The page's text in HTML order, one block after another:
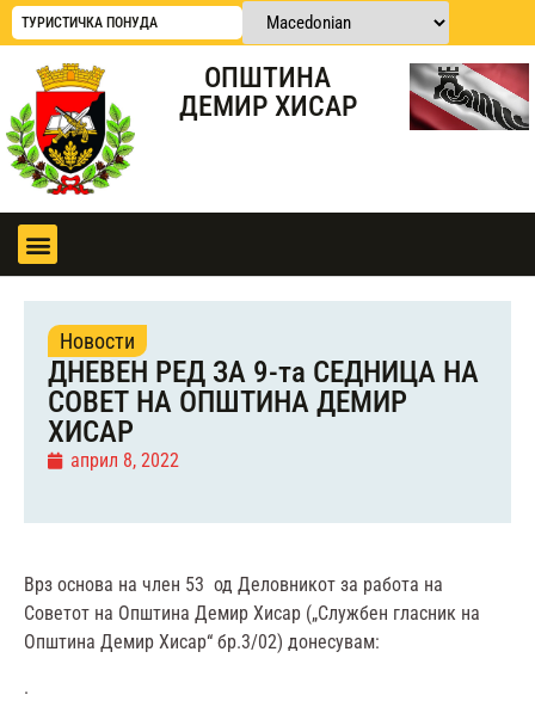
ТУРИСТИЧКА ПОНУДА
ОПШТИНА
ДЕМИР ХИСАР
Новости
ДНЕВЕН РЕД ЗА 9-та СЕДНИЦА НА
СОВЕТ НА ОПШТИНА ДЕМИР
ХИСАР
април 8, 2022
Врз основа на член 53 од Деловникот за работа на
Советот на Општина Демир Хисар („Службен гласник на
Општина Демир Хисар“ бр.3/02) донесувам:
.